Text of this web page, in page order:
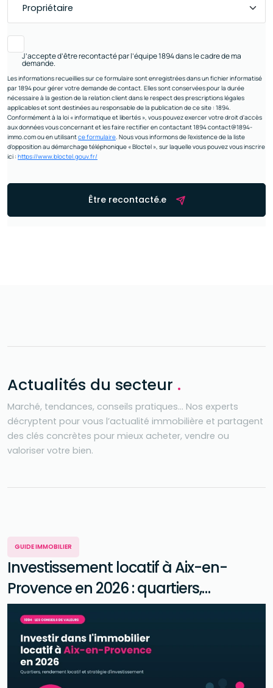
J’accepte d’être recontacté par l’équipe 1894 dans le cadre de ma
demande.
Les informations recueillies sur ce formulaire sont enregistrées dans un fichier informatisé
par 1894 pour gérer votre demande de contact. Elles sont conservées pour la durée
nécessaire à la gestion de la relation client dans le respect des prescriptions légales
applicables et sont destinées au responsable de la publication de ce site : 1894.
Conformément à la loi « informatique et libertés », vous pouvez exercer votre droit d'accès
aux données vous concernant et les faire rectifier en contactant 1894 contact@1894-
immo.com ou en utilisantce formulaire. Nous vous informons de l’existence de la liste
d'opposition au démarchage téléphonique « Bloctel », sur laquelle vous pouvez vous inscrire
ici : https://www.bloctel.gouv.fr/
Être recontacté.e
Actualités du secteur .
Marché, tendances, conseils pratiques… Nos experts
décryptent pour vous l’actualité immobilière et partagent
des clés concrètes pour mieux acheter, vendre ou
valoriser votre bien.
GUIDE IMMOBILIER
Investissement locatif à Aix-en-
Provence en 2026 : quartiers,
rendement et stratégie